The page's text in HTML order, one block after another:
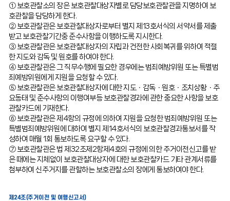
① 보호관찰소의 장은 보호관찰대상자별로 담당보호관찰관을 지명하여 보
호관찰을 담당하게 한다.
② 보호관찰관은 보호관찰대상자로부터 별지 제13호서식의 서약서를 제출
받고 보호관찰기간중 준수사항을 이행하도록 지시한다.
③ 보호관찰관은 보호관찰대상자의 자립과 건전한 사회복귀를 위하여 적절
한 지도와 감독 및 원호를 하여야 한다.
④ 보호관찰관은 그 직무수행에 필요한 경우에는 범죄예방위원 또는 특별범
죄예방위원에게 지원을 요청할 수 있다.
⑤ 보호관찰관은 보호관찰대상자에 대한 지도ㆍ감독ㆍ원호ㆍ조치상황ㆍ주
요동태 및 준수사항의 이행여부등 보호관찰경과에 관한 중요한 사항을 보호
관찰카드에 기재한다.
⑥ 보호관찰관은 제4항의 규정에 의하여 지원을 요청한 범죄예방위원 또는
특별범죄예방위원에 대하여 별지 제14호서식의 보호관찰경과통보서를 작
성하여 매월 1회 통보하도록 요구할 수 있다.
⑦ 보호관찰관은 법 제32조제2항제4호의 규정에 의한 주거이전신고를 받
은 때에는 지체없이 보호관찰대상자에 대한 보호관찰카드 기타 관계서류를
첨부하여 신주거지를 관할하는 보호관찰소의 장에게 통보하여야 한다.
제24조(주거이전 및 여행신고서)